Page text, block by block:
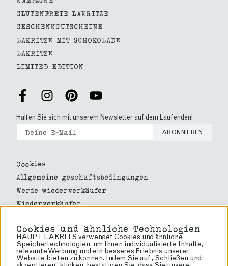
GLUTENFREIE LAKRITZE
GESCHENKGUTSCHEINE
LAKRITZE MIT SCHOKOLADE
LAKRITZE
LIMITED EDITION
Halten Sie sich mit unserem Newsletter auf dem Laufenden!
ABONNIEREN
Cookies
Allgemeine geschäftsbedingungen
Werde wiederverkäufer
Wiederverkäufer
Über uns
Haupt Lakrits
Rörvägen 60
Cookies und ähnliche Technologien
HAUPT LAKRITS verwendet Cookies und ähnliche
Speichertechnologien, um Ihnen individualisierte Inhalte,
relevante Werbung und ein besseres Erlebnis unserer
Website bieten zu können. Indem Sie auf „Schließen und